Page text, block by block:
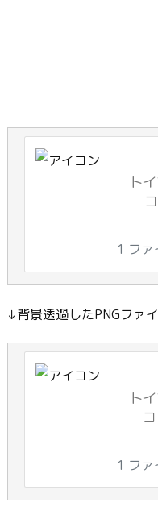
ト
1 ファ
↓背景透過したPNGファイ
ト
1 ファ